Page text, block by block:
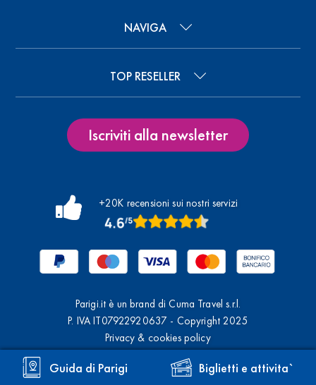
Guida di Parigi Biglietti e attivita`
NAVIGA
TOP RESELLER
Iscriviti alla newsletter
+20K recensioni sui nostri servizi
Parigi.it è un brand di Cuma Travel s.r.l.
P. IVA IT07922920637 - Copyright 2025
Privacy & cookies policy
Disclaimer